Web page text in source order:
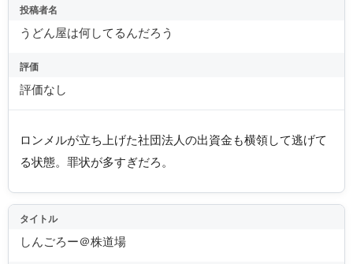
投稿者名
うどん屋は何してるんだろう
評価
評価なし
ロンメルが立ち上げた社団法人の出資金も横領して逃げて
る状態。罪状が多すぎだろ。
タイトル
しんごろー＠株道場